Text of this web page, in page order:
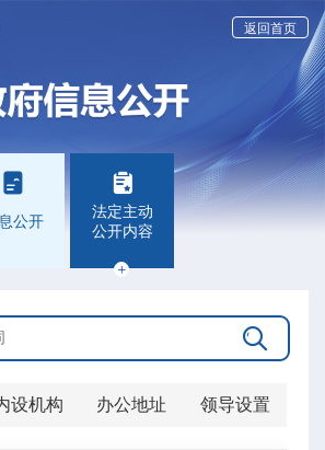
返回首页

公开

法定主动
公开内容


设机构 办公地址 领导设置